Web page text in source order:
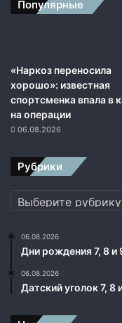
Популярные
«Наркоз переносила
хорошо»: известная
спортсменка впала в
на операции
06.08.2026
Рубрики
Рубрики
06.08.2026
Дни рождения 7, 8 и
06.08.2026
Датский уголок 7, 8